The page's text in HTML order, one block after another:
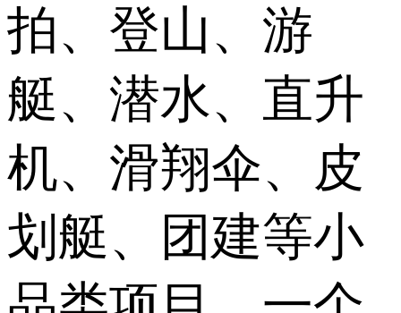
拍、登山、游
艇、潜水、直升
机、滑翔伞、皮
划艇、团建等小